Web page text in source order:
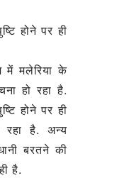
होने पर ही
में मलेरिया के
हो रहा है.
होने पर ही
रहा है. अन्य
बरतने की
है.